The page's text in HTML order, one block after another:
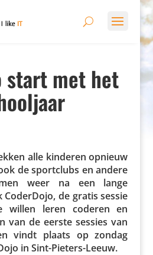
start met het
alle kinderen opnieuw
de sport­clubs en andere
weer na een lange
CoderDojo, de gratis sessie
willen leren coderen en
van de eerste sessies van
vindt plaats op zondag
in Sint-Pieters-Leeuw.